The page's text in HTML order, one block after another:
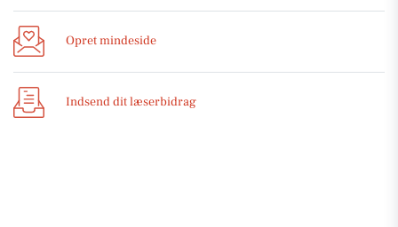
Opret mindeside
Indsend dit læserbidrag